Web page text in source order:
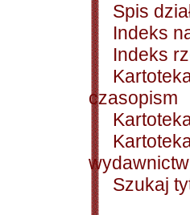
Spis
Indeks
Indeks
czasopism
wydawnictw
Szukaj